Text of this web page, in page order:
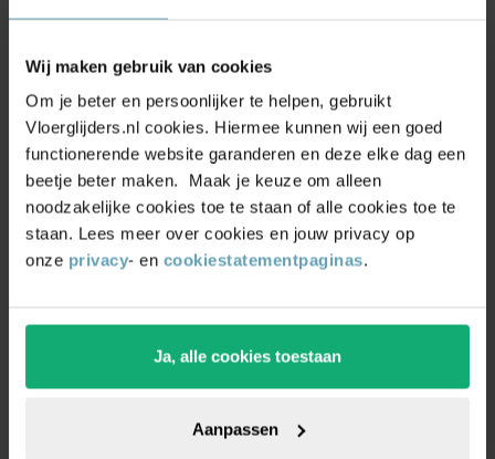
Wij maken gebruik van cookies
Om je beter en persoonlijker te helpen, gebruikt
Vloerglijders.nl cookies. Hiermee kunnen wij een goed
functionerende website garanderen en deze elke dag een
beetje beter maken. Maak je keuze om alleen
noodzakelijke cookies toe te staan of alle cookies toe te
staan. Lees meer over cookies en jouw privacy op
onze privacy- en cookiestatementpaginas.
Ja, alle cookies toestaan
Aanpassen
7 onderhoudstips voor een langere levensduur van
jouw vloer
Geen krassen op vloer? 5 tips om jouw vloer te
beschermen
Hoe verwijder je krassen uit een pvc vloer?
Huisfeest organiseren: zo bescherm je je woning!
Bureaustoelwiel hard loopvlak van
eenvoudig online op Vloerglijders.nl. Bestel je je
bureaustoelwiel hard loopvlak vandaag, dan ligt hij morgen